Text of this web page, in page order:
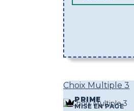
Choix Multiple 3
PRIME
MISE EN PAGE